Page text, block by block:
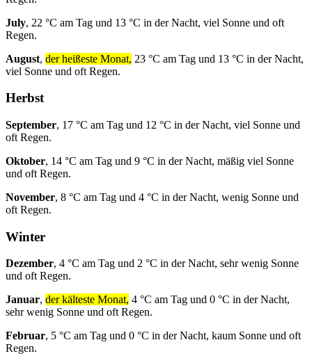
July, 22 °C am Tag und 13 °C in der Nacht, viel Sonne und oft
Regen.
August, der heißeste Monat, 23 °C am Tag und 13 °C in der Nacht,
viel Sonne und oft Regen.
Herbst
September, 17 °C am Tag und 12 °C in der Nacht, viel Sonne und
oft Regen.
Oktober, 14 °C am Tag und 9 °C in der Nacht, mäßig viel Sonne
und oft Regen.
November, 8 °C am Tag und 4 °C in der Nacht, wenig Sonne und
oft Regen.
Winter
Dezember, 4 °C am Tag und 2 °C in der Nacht, sehr wenig Sonne
und oft Regen.
Januar, der kälteste Monat, 4 °C am Tag und 0 °C in der Nacht,
sehr wenig Sonne und oft Regen.
Februar, 5 °C am Tag und 0 °C in der Nacht, kaum Sonne und oft
Regen.